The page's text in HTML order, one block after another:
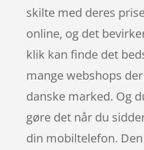
skilte med deres
online, og det
klik kan finde det
mange webshops
danske marked. Og
gøre det når du
din mobiltelefon.